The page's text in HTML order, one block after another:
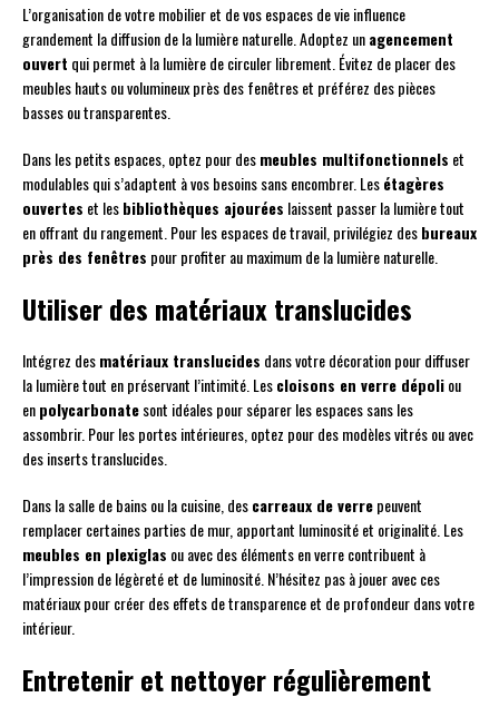
L’organisation de votre mobilier et de vos espaces de vie influence
grandement la diffusion de la lumière naturelle. Adoptez unagencement
ouvert qui permet à la lumière de circuler librement. Évitez de placer des
meubles hauts ou volumineux près des fenêtres et préférez des pièces
basses ou transparentes.
Dans les petits espaces, optez pour desmeubles multifonctionnels et
modulables qui s’adaptent à vos besoins sans encombrer. Lesétagères
ouvertes et lesbibliothèques ajourées laissent passer la lumière tout
en offrant du rangement. Pour les espaces de travail, privilégiez desbureaux
près des fenêtres pour profiter au maximum de la lumière naturelle.
Utiliser des matériaux translucides
Intégrez desmatériaux translucides dans votre décoration pour diffuser
la lumière tout en préservant l’intimité. Lescloisons en verre dépoliou
enpolycarbonatesont idéales pour séparer les espaces sans les
assombrir. Pour les portes intérieures, optez pour des modèles vitrés ou avec
des inserts translucides.
Dans la salle de bains ou la cuisine, descarreaux de verrepeuvent
remplacer certaines parties de mur, apportant luminosité et originalité. Les
meubles en plexiglas ou avec des éléments en verre contribuent à
l’impression de légèreté et de luminosité. N’hésitez pas à jouer avec ces
matériaux pour créer des effets de transparence et de profondeur dans votre
intérieur.
Entretenir et nettoyer régulièrement